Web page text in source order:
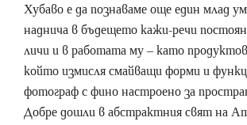
Хубаво е да познаваме още един млад
наднича в бъдещето кажи-речи
личи и в работата му – като
който измисля смайващи форми и
фотограф с фино настроено за
Добре дошли в абстрактния свят на